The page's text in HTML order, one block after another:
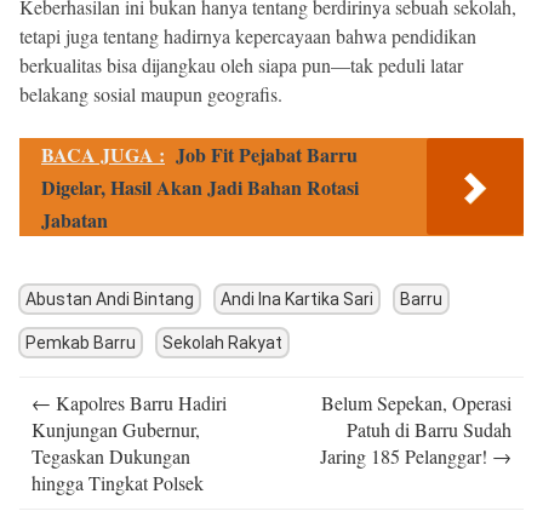
Keberhasilan ini bukan hanya tentang berdirinya sebuah sekolah,
tetapi juga tentang hadirnya kepercayaan bahwa pendidikan
berkualitas bisa dijangkau oleh siapa pun—tak peduli latar
belakang sosial maupun geografis.
BACA JUGA : Job Fit Pejabat Barru
Digelar, Hasil Akan Jadi Bahan Rotasi
Jabatan
Abustan Andi Bintang Andi Ina Kartika Sari Barru
Pemkab Barru Sekolah Rakyat
navigation
← Kapolres Barru Hadiri
Kunjungan Gubernur,
Tegaskan Dukungan
hingga Tingkat Polsek
Belum Sepekan, Operasi
Patuh di Barru Sudah
Jaring 185 Pelanggar! →